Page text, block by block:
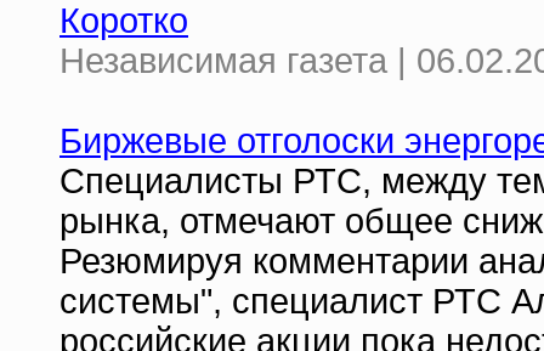
Коротко
Независимая газета |
Биржевые отголоски
Специалисты РТС, между
рынка, отмечают общее
Резюмируя комментарии
системы", специалист РТС
российские акции пока